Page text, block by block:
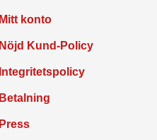
Mitt konto
Nöjd Kund-Policy
Integritetspolicy
Betalning
Press